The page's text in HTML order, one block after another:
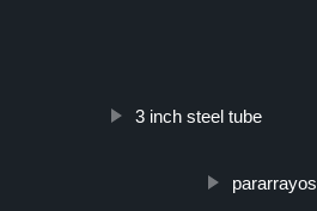
3 inch steel tube
pararrayos